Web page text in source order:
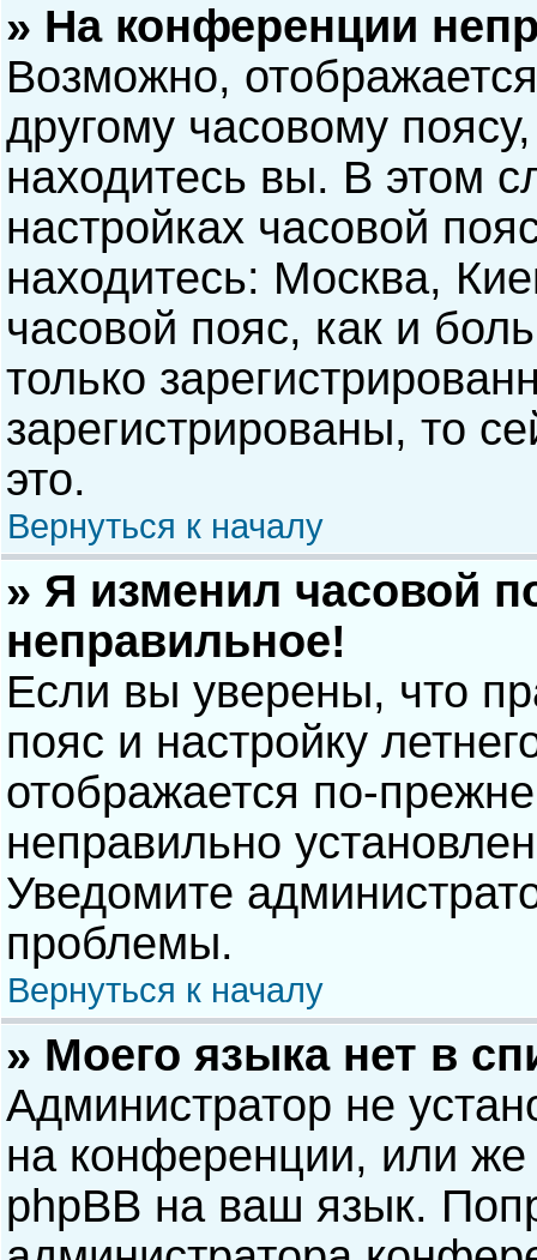
» На конференции
Возможно,
другому часовому
находитесь вы. В этом
настройках часовой
находитесь: Москва,
часовой пояс, как и
только
зарегистрированы, то
это.
Вернуться к началу
» Я изменил часовой
неправильное!
Если вы уверены, что
пояс и настройку
отображается по-
неправильно
Уведомите
проблемы.
Вернуться к началу
» Моего языка нет в
Администратор не
на конференции, или же
phpBB на ваш язык.